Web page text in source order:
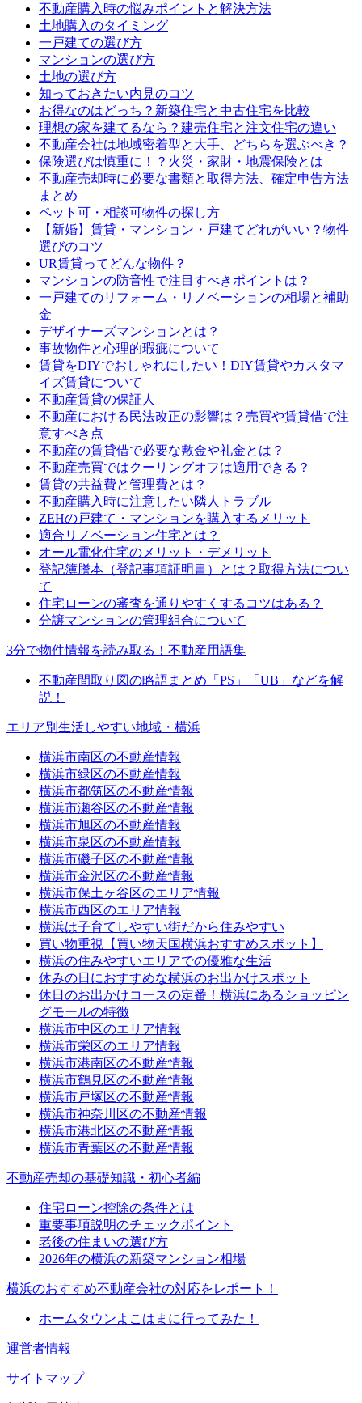
不動産購入時の悩みポイントと解決方法
土地購入のタイミング
一戸建ての選び方
マンションの選び方
土地の選び方
知っておきたい内見のコツ
お得なのはどっち？新築住宅と中古住宅を比較
理想の家を建てるなら？建売住宅と注文住宅の違い
不動産会社は地域密着型と大手、どちらを選ぶべき？
保険選びは慎重に！？火災・家財・地震保険とは
不動産売却時に必要な書類と取得方法、確定申告方法
まとめ
ペット可・相談可物件の探し方
【新婚】賃貸・マンション・戸建てどれがいい？物件
選びのコツ
UR賃貸ってどんな物件？
マンションの防音性で注目すべきポイントは？
一戸建てのリフォーム・リノベーションの相場と補助
金
デザイナーズマンションとは？
事故物件と心理的瑕疵について
賃貸をDIYでおしゃれにしたい！DIY賃貸やカスタマ
イズ賃貸について
不動産賃貸の保証人
不動産における民法改正の影響は？売買や賃貸借で注
意すべき点
不動産の賃貸借で必要な敷金や礼金とは？
不動産売買ではクーリングオフは適用できる？
賃貸の共益費と管理費とは？
不動産購入時に注意したい隣人トラブル
ZEHの戸建て・マンションを購入するメリット
適合リノベーション住宅とは？
オール電化住宅のメリット・デメリット
登記簿謄本（登記事項証明書）とは？取得方法につい
て
住宅ローンの審査を通りやすくするコツはある？
分譲マンションの管理組合について
3分で物件情報を読み取る！不動産用語集
不動産間取り図の略語まとめ「PS」「UB」などを解
説！
エリア別生活しやすい地域・横浜
横浜市南区の不動産情報
横浜市緑区の不動産情報
横浜市都筑区の不動産情報
横浜市瀬谷区の不動産情報
横浜市旭区の不動産情報
横浜市泉区の不動産情報
横浜市磯子区の不動産情報
横浜市金沢区の不動産情報
横浜市保土ヶ谷区のエリア情報
横浜市西区のエリア情報
横浜は子育てしやすい街だから住みやすい
買い物重視【買い物天国横浜おすすめスポット】
横浜の住みやすいエリアでの優雅な生活
休みの日におすすめな横浜のお出かけスポット
休日のお出かけコースの定番！横浜にあるショッピン
グモールの特徴
横浜市中区のエリア情報
横浜市栄区のエリア情報
横浜市港南区の不動産情報
横浜市鶴見区の不動産情報
横浜市戸塚区の不動産情報
横浜市神奈川区の不動産情報
横浜市港北区の不動産情報
横浜市青葉区の不動産情報
不動産売却の基礎知識・初心者編
住宅ローン控除の条件とは
重要事項説明のチェックポイント
老後の住まいの選び方
2026年の横浜の新築マンション相場
横浜のおすすめ不動産会社の対応をレポート！
ホームタウンよこはまに行ってみた！
運営者情報
サイトマップ